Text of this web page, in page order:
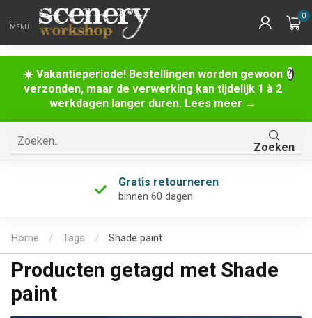
☀️ Vakantieperiode! Bestellingen worden gewoon
verzonden, maar de verwerking kan tijdelijk 1 à 2
werkdagen langer duren. Lees meer →
MENU
0
Zoeken
Gratis retourneren
binnen 60 dagen
Home / Tags / Shade paint
Producten getagd met Shade
paint